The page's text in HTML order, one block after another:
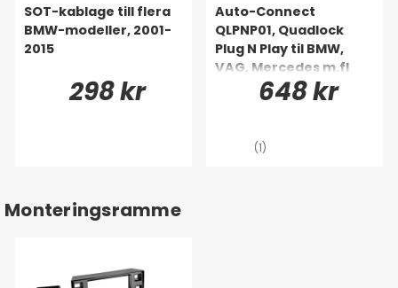
SOT-kablage till flera
BMW-modeller, 2001-
2015
298 kr
Auto-Connect
QLPNP01, Quadlock
Plug N Play til BMW,
VAG, Mercedes m.fl
648 kr
(1)
Monteringsramme